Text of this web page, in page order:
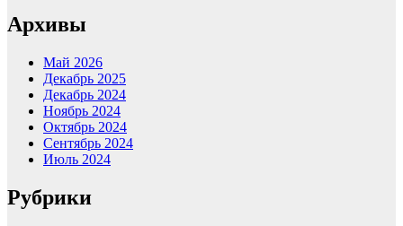
Архивы
Май 2026
Декабрь 2025
Декабрь 2024
Ноябрь 2024
Октябрь 2024
Сентябрь 2024
Июль 2024
Рубрики